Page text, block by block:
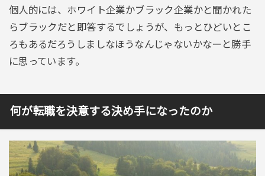
個人的には、ホワイト企業かブラック企業かと聞かれた
らブラックだと即答するでしょうが、もっとひどいとこ
ろもあるだろうしましなほうなんじゃないかなーと勝手
に思っています。
何が転職を決意する決め手になったのか